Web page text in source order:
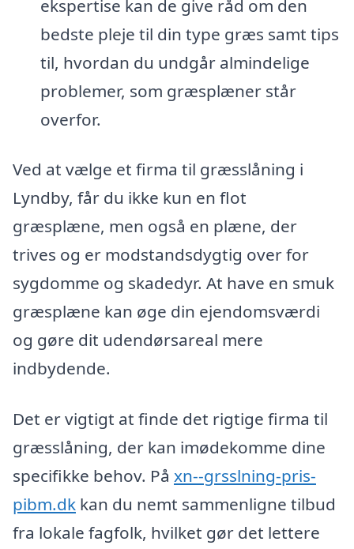
ekspertise kan de give råd om den
bedste pleje til din type græs samt tips
til, hvordan du undgår almindelige
problemer, som græsplæner står
overfor.
Ved at vælge et firma til græsslåning i
Lyndby, får du ikke kun en flot
græsplæne, men også en plæne, der
trives og er modstandsdygtig over for
sygdomme og skadedyr. At have en smuk
græsplæne kan øge din ejendomsværdi
og gøre dit udendørsareal mere
indbydende.
Det er vigtigt at finde det rigtige firma til
græsslåning, der kan imødekomme dine
specifikke behov. På xn--grsslning-pris-
pibm.dk kan du nemt sammenligne tilbud
fra lokale fagfolk, hvilket gør det lettere